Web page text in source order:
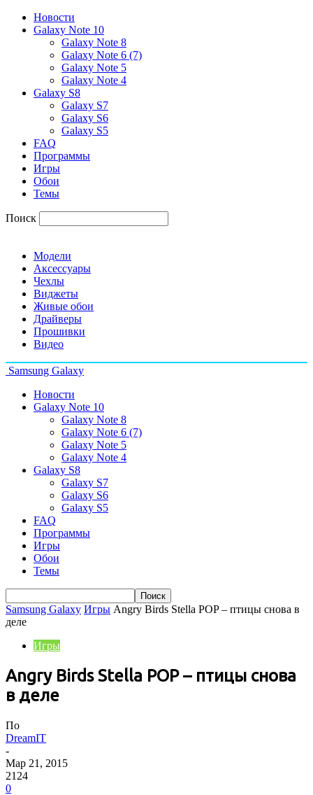
Новости
Galaxy Note 10
Galaxy Note 8
Galaxy Note 6 (7)
Galaxy Note 5
Galaxy Note 4
Galaxy S8
Galaxy S7
Galaxy S6
Galaxy S5
FAQ
Программы
Игры
Обои
Темы
Поиск
Модели
Аксессуары
Чехлы
Виджеты
Живые обои
Драйверы
Прошивки
Видео
Samsung Galaxy
Новости
Galaxy Note 10
Galaxy Note 8
Galaxy Note 6 (7)
Galaxy Note 5
Galaxy Note 4
Galaxy S8
Galaxy S7
Galaxy S6
Galaxy S5
FAQ
Программы
Игры
Обои
Темы
Samsung Galaxy Игры Angry Birds Stella POP – птицы снова в
деле
Игры
Angry Birds Stella POP – птицы снова
в деле
По
DreamIT
-
Мар 21, 2015
2124
0